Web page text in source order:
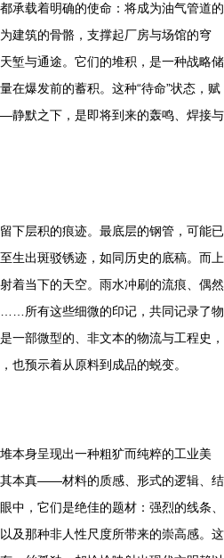
承载着明确的使命：将成为油气管道的
建筑的骨骼，支撑起厂房与场馆的穹
堑与通途。它们的堆积，是一种战略储
在爆发前的蓄积。这种“待命”状态，赋
默之下，是即将到来的轰鸣、焊接与
下层积的痕迹。最底层的钢管，可能已
生出斑驳锈迹，如同历史的底稿。而上
着当下的天空。雨水冲刷的流痕、偶然
所有这些细微的印记，共同记录了物
一部微型的、非文本的物流与工程史，
也预示着从原料到成品的蜕变。
本身呈现出一种粗犷而纯粹的工业美
本真——材料的质感、形式的逻辑、结
中，它们是绝佳的题材：强烈的线条、
及那种非人性尺度所带来的崇高感。这